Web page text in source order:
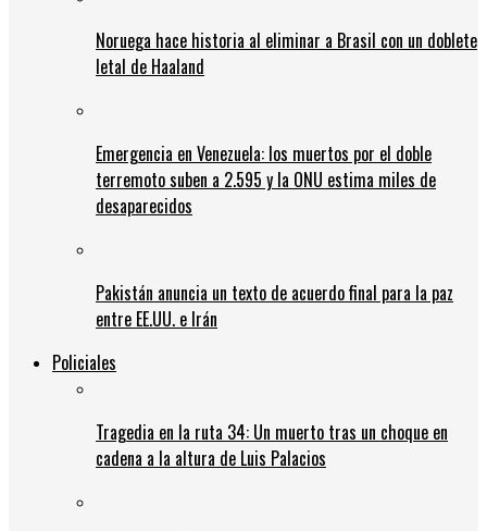
Noruega hace historia al eliminar a Brasil con un doblete
letal de Haaland
Emergencia en Venezuela: los muertos por el doble
terremoto suben a 2.595 y la ONU estima miles de
desaparecidos
Pakistán anuncia un texto de acuerdo final para la paz
entre EE.UU. e Irán
Policiales
Tragedia en la ruta 34: Un muerto tras un choque en
cadena a la altura de Luis Palacios